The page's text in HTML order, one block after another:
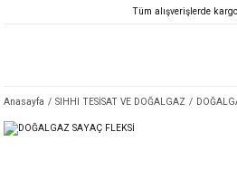
Tüm alışverişlerde
Anasayfa SIHHI TESİSAT VE DOĞALGAZ